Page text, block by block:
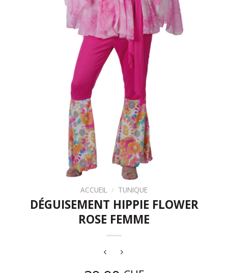
ACCUEIL / TUNIQUE
DÉGUISEMENT HIPPIE FLOWER
ROSE FEMME